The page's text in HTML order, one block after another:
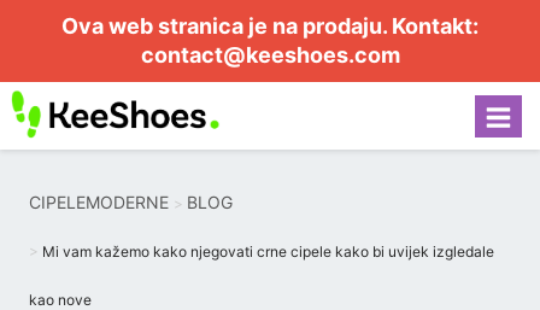
Ova web stranica je na prodaju. Kontakt:
contact@keeshoes.com
CIPELEMODERNE BLOG
Mi vam kažemo kako njegovati crne cipele kako bi uvijek izgledale
kao nove